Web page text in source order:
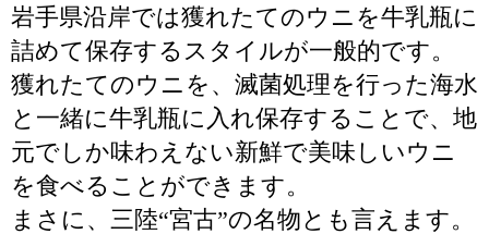
岩手県沿岸では獲れたてのウニを牛乳瓶に
詰めて保存するスタイルが一般的です。
獲れたてのウニを、滅菌処理を行った海水
と一緒に牛乳瓶に入れ保存することで、地
元でしか味わえない新鮮で美味しいウニ
を食べることができます。
まさに、三陸“宮古”の名物とも言えます。